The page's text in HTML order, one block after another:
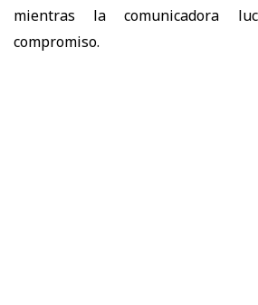
mientras la comunicadora
compromiso.